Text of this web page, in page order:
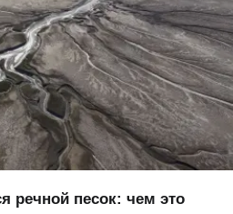
речной песок: чем это